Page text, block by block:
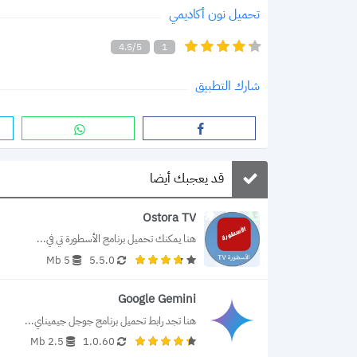
تحميل نون أكاديمي
4.5/5 1
شارك التطبيق
قد يعجبك أيضا
Ostora TV
هنا يمكنك تحميل برنامج الأسطورة تي في...
5.5.0
5 Mb
Google Gemini
هنا تجد رابط تحميل برنامج جوجل جيميناي...
1.0.60
2.5 Mb